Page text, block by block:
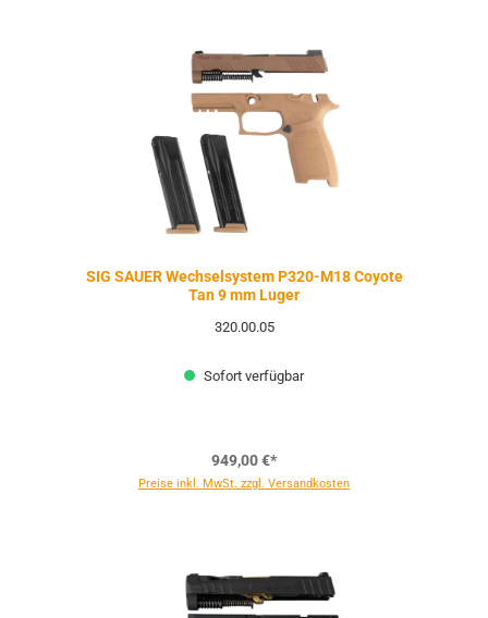
SIG SAUER Wechselsystem P320-M18 Coyote
Tan 9 mm Luger
320.00.05
Sofort verfügbar
949,00 €*
Preise inkl. MwSt. zzgl. Versandkosten